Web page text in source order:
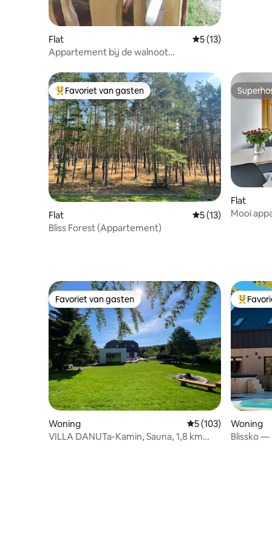
Flat Gemiddelde
5 (13)
Appartement bij de walnoot
Topfavoriet van gasten
Favoriet van gasten
Flat Gemiddelde
5 (13)
Bliss Forest (Appartement)
Flat
Mooi
Favoriet van gasten
Favoriet van gasten
Woning Gemiddelde
5 (103)
VILLA DANUTa-Kamin, Sauna, 1,8 km
Woning
Blissko —